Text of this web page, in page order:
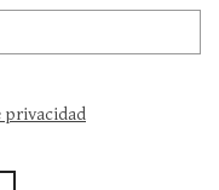
privacidad